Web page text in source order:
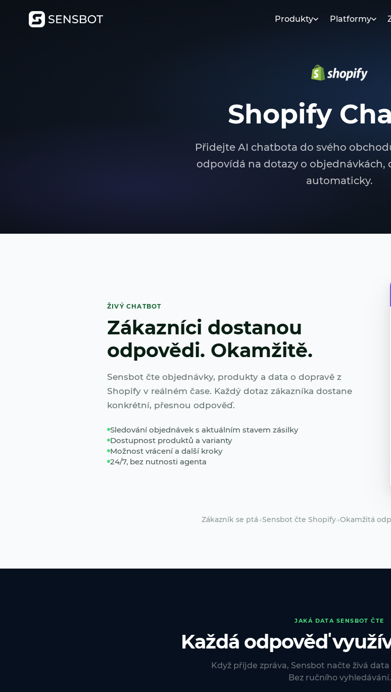
Produkty Platformy
Shopify
Přidejte AI chatbota do svého
odpovídá na dotazy o objednávkách,
automaticky.
ŽIVÝ CHATBOT
Zákazníci dostanou
odpovědi. Okamžitě.
Sensbot čte objednávky, produkty a data o dopravě z
Shopify v reálném čase. Každý dotaz zákazníka dostane
konkrétní, přesnou odpověď.
Sledování objednávek s aktuálním stavem zásilky
Dostupnost produktů a varianty
Možnost vrácení a další kroky
24/7, bez nutnosti agenta
Zákazník se ptá→Sensbot čte Shopify→Okamžitá
JAKÁ DATA SENSBOT ČTE
Každá odpověď
Když přijde zpráva, Sensbot načte živá
Bez ručního vyhledávání.